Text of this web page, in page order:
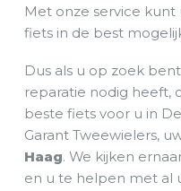
Met onze service kunt
fiets in de best
Dus als u op zoek
reparatie nodig heeft,
beste fiets voor u in
Garant Tweewielers,
Haag. We kijken
en u te helpen met al